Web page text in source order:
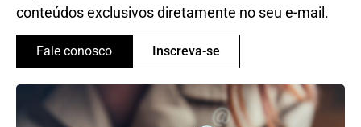
conteúdos exclusivos diretamente no seu e-mail.
Fale conosco Inscreva-se